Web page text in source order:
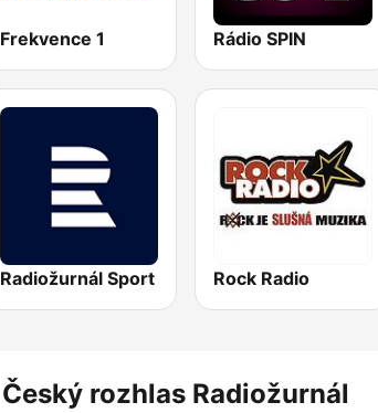
Frekvence 1 Rádio SPIN
Radiožurnál Sport Rock Radio
Český rozhlas Radiožurnál